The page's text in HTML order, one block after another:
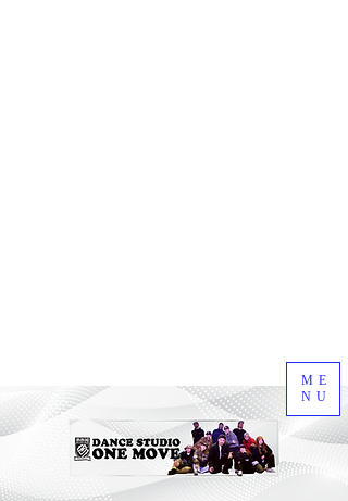
ME
NU